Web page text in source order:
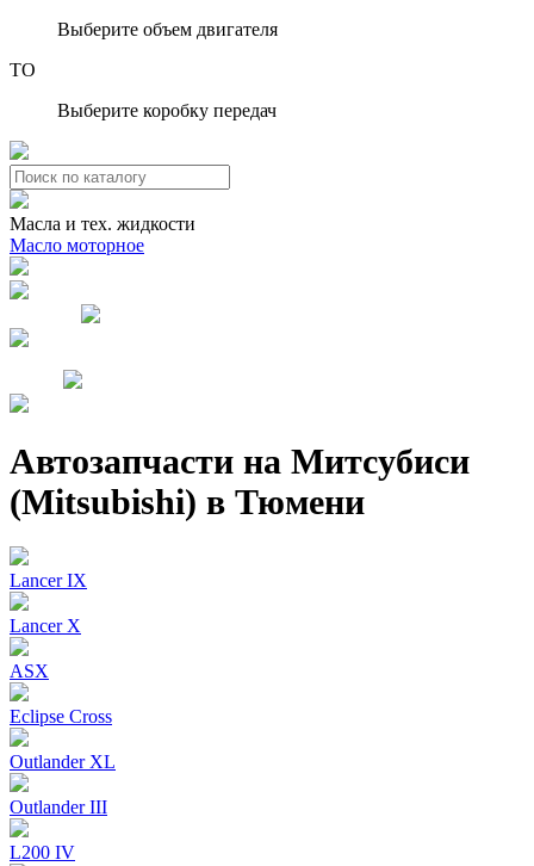
Выберите объем двигателя
ТО
Выберите коробку передач
Масла и тех. жидкости
Масло моторное
Автозапчасти на Митсубиси
(Mitsubishi) в Тюмени
Lancer IX
Lancer X
ASX
Eclipse Cross
Outlander XL
Outlander III
L200 IV